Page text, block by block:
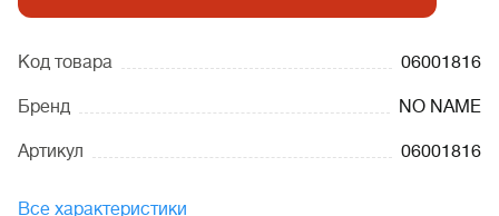
Код товара 06001816
Бренд NO NAME
Артикул 06001816
Все характеристики